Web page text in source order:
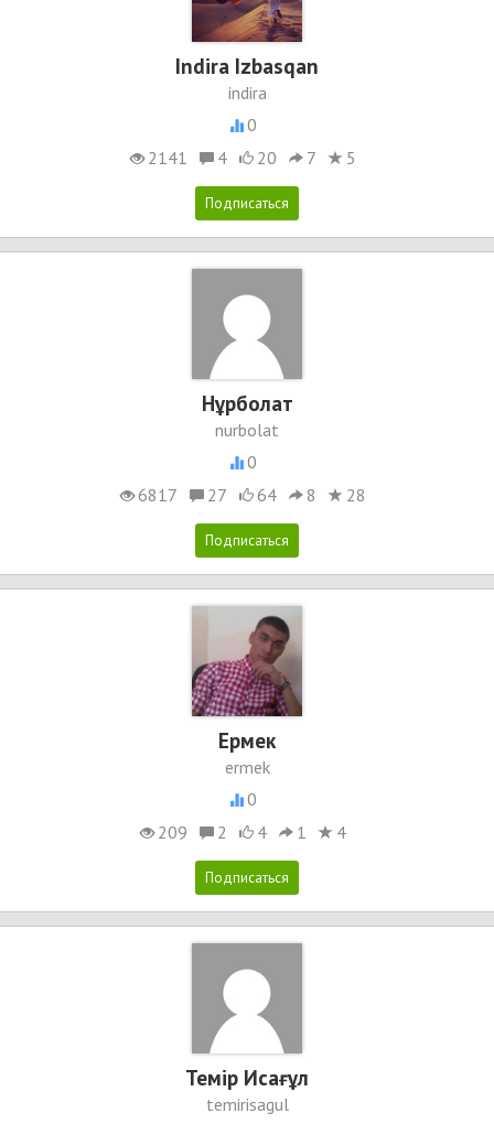
Indira Izbasqan
indira
0
2141
4 20 7 5
Нұрболат
nurbolat
0
6817
27 64 8 28
Ермек
ermek
0
209
2 4 1 4
Темір Исағұл
temirisagul